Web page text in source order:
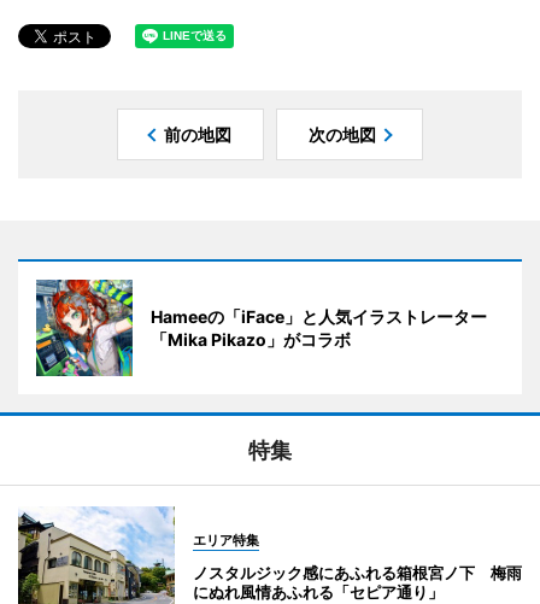
前の地図 次の地図
Hameeの「iFace」と人気イラストレーター
「Mika Pikazo」がコラボ
特集
エリア特集
ノスタルジック感にあふれる箱根宮ノ下 梅雨
にぬれ風情あふれる「セピア通り」